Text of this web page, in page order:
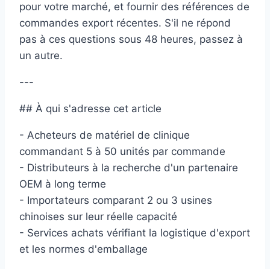
pour votre marché, et fournir des références de
commandes export récentes. S'il ne répond
pas à ces questions sous 48 heures, passez à
un autre.
---
## À qui s'adresse cet article
- Acheteurs de matériel de clinique
commandant 5 à 50 unités par commande
- Distributeurs à la recherche d'un partenaire
OEM à long terme
- Importateurs comparant 2 ou 3 usines
chinoises sur leur réelle capacité
- Services achats vérifiant la logistique d'export
et les normes d'emballage